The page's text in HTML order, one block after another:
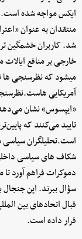
ایکس مواجه شده
شد. کاربران خشمگین
خارجی بر منافع
میشود که نظرسنجی ها
آمریکایی
است.تحلیلگران سیاسی
شکاف های سیاسی
دموکرات فراهم آورد
سؤال ببرند. این جنجال
قبال اتحادهای بین
قرار داده است.